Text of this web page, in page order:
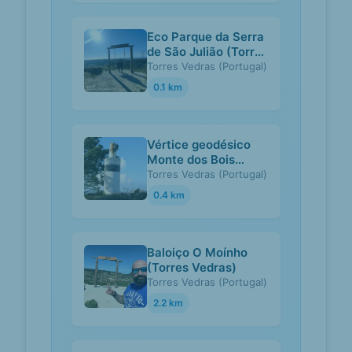
Eco Parque da Serra
de São Julião (Torres
Vedras)
Torres Vedras (Portugal)
0.1 km
Vértice geodésico
Monte dos Bois
(Torres Vedras)
Torres Vedras (Portugal)
0.4 km
Baloiço O Moínho
(Torres Vedras)
Torres Vedras (Portugal)
2.2 km